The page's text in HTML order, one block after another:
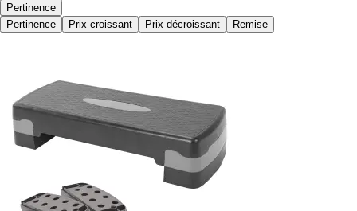
Pertinence
Pertinence
Prix croissant Prix décroissant Remise